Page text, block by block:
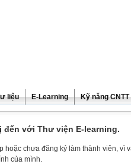
liệu E-Learning Kỹ năng CNTT
đến với Thư viện E-learning.
hoặc chưa đăng ký làm thành viên, vì
của mình.